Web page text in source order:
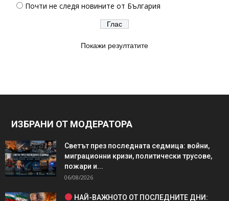
Почти не следя новините от България
Покажи резултатите
ИЗБРАНИ ОТ МОДЕРАТОРА
Светът през последната седмица: войни,
миграционни кризи, политически трусове,
пожари и...
06/08/2026
НАЙ-ВАЖНОТО ОТ ПОСЛЕДНИТЕ ДНИ: